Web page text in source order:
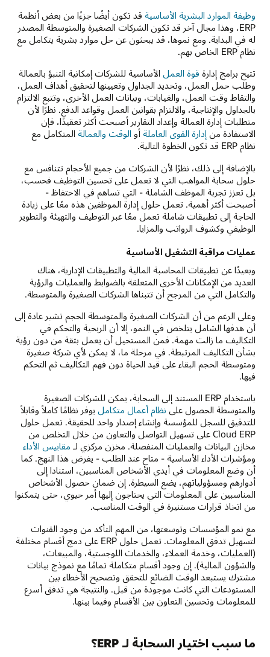
وظيفة الموارد البشرية الأساسية قد تكون أيضًا جزءًا من بعض أنظمة
ERP، وهذا مجال آخر قد تكون الشركات الصغيرة والمتوسطة المصدر
له في البداية. ومع نموها، قد يبحثون عن حل موارد بشرية يتكامل مع
نظام ERP الخاص بهم.
تتيح برامج إدارة قوة العمل الأساسية للشركات إمكانية التنبؤ بالعمالة
وطلب حمل العمل، وتحديد الجداول وتعيينها لتحقيق أهداف العمل،
والتقاط وقت العمل، والغيابات، وبيانات العمل الأخرى، وتتبع الالتزام
بالجداول والإنتاجية، والالتزام بقوانين العمل وقواعد الدفع. نظرًا لأن
متطلبات إدارة العمالة وإعداد التقارير أصبحت أكثر تعقيدًا، فإن
الاستفادة من إدارة القوى العاملة أو الوقت والعمالة المتكامل مع
نظام ERP قد تكون الخطوة التالية.
بالإضافة إلى ذلك، نظرًا لأن الشركات من جميع الأحجام تتنافس مع
حلول سحابة المواهب التي لا تعمل على تحسين التوظيف فحسب،
بل تعزز تجربة الموظف الشاملة - التي تساهم في الاحتفاظ -
أصبحت أكثر أهمية. تعمل حلول إدارة الموظفين هذه معًا على زيادة
الحاجة إلى تطبيقات شاملة تعمل معًا عبر التوظيف والتهيئة والتطوير
الوظيفي وكشوف الرواتب والمزايا.
عمليات مراقبة التشغيل الأساسية
وبعيدًا عن تطبيقات المحاسبة المالية والتطبيقات الإدارية، هناك
العديد من الإمكانات الأخرى المتعلقة بالضوابط والعمليات والرؤية
والتكامل التي من المرجح أن تتبناها الشركات الصغيرة والمتوسطة.
وعلى الرغم من أن الشركات الصغيرة والمتوسطة الحجم تشير عادة إلى
أن هدفها الشامل يتلخص في النمو، إلا أن الربحية والتحكم في
التكاليف ما زالت مهمة. فمن المستحيل أن يعمل بثقة من دون رؤية
بشأن التكاليف المرتبطة. في مرحلة ما، لا يمكن لأي شركة صغيرة
ومتوسطة الحجم البقاء على قيد الحياة دون فهم التكاليف ثم التحكم
فيها.
باستخدام ERP المستند إلى السحابة، يمكن للشركات الصغيرة
والمتوسطة الحصول على نظام أعمال متكامل يوفر نظامًا كاملاً وقابلاً
للتدقيق للسجل للمؤسسة وإنشاء إصدار واحد للحقيقة. تعمل حلول
Cloud ERP على تسهيل التواصل والتعاون من خلال التخلص من
مخازن البيانات والعمليات المنفصلة. مخزن مركزي لـ مقاييس الأداء
ومؤشرات الأداء الأساسية - متاح عند الطلب - يفرض هذا النهج. كما
أن وضع المعلومات في أيدي الأشخاص المناسبين، استنادا إلى
أدوارهم ومسؤولياتهم، يضع السيطرة. إن ضمان حصول الأشخاص
المناسبين على المعلومات التي يحتاجون إليها أمر حيوي، حتى يتمكنوا
من اتخاذ قرارات مستنيرة في الوقت المناسب.
مع نمو المؤسسات وتوسعتها، من المهم التأكد من وجود القنوات
لتسهيل تدفق المعلومات. تعمل حلول ERP على دمج أقسام مختلفة
(العمليات، وخدمة العملاء، والخدمات اللوجستية، والمبيعات،
والشؤون المالية). إن وجود أقسام متكاملة تمامًا مع نموذج بيانات
مشترك يستبعد الوقت الضائع للتحقق وتصحيح الأخطاء بين
المستودعات التي كانت موجودة من قبل. والنتيجة هي تدفق أسرع
للمعلومات وتحسين التعاون بين الأقسام وفيما بينها.
ما سبب اختيار السحابة لـ ERP؟